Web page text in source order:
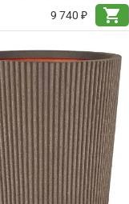
9 740 ₽
shopping_cart